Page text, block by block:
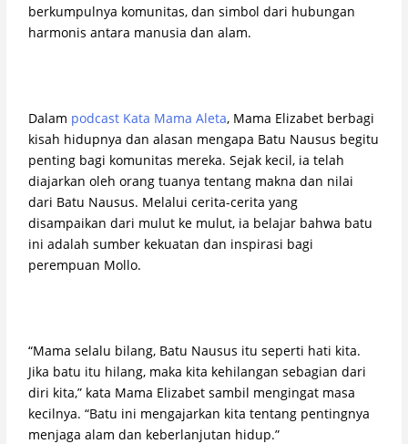
berkumpulnya komunitas, dan simbol dari hubungan
harmonis antara manusia dan alam.
Dalam podcast Kata Mama Aleta, Mama Elizabet berbagi
kisah hidupnya dan alasan mengapa Batu Nausus begitu
penting bagi komunitas mereka. Sejak kecil, ia telah
diajarkan oleh orang tuanya tentang makna dan nilai
dari Batu Nausus. Melalui cerita-cerita yang
disampaikan dari mulut ke mulut, ia belajar bahwa batu
ini adalah sumber kekuatan dan inspirasi bagi
perempuan Mollo.
“Mama selalu bilang, Batu Nausus itu seperti hati kita.
Jika batu itu hilang, maka kita kehilangan sebagian dari
diri kita,” kata Mama Elizabet sambil mengingat masa
kecilnya. “Batu ini mengajarkan kita tentang pentingnya
menjaga alam dan keberlanjutan hidup.”